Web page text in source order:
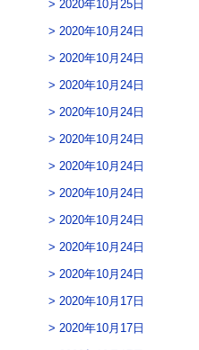
2020年10月25日
2020年10月24日
2020年10月24日
2020年10月24日
2020年10月24日
2020年10月24日
2020年10月24日
2020年10月24日
2020年10月24日
2020年10月24日
2020年10月24日
2020年10月17日
2020年10月17日